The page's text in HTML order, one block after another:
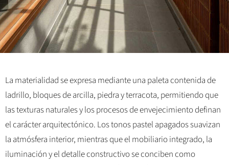
La materialidad se expresa mediante una paleta contenida de
ladrillo, bloques de arcilla, piedra y terracota, permitiendo que
las texturas naturales y los procesos de envejecimiento definan
el carácter arquitectónico. Los tonos pastel apagados suavizan
la atmósfera interior, mientras que el mobiliario integrado, la
iluminación y el detalle constructivo se conciben como